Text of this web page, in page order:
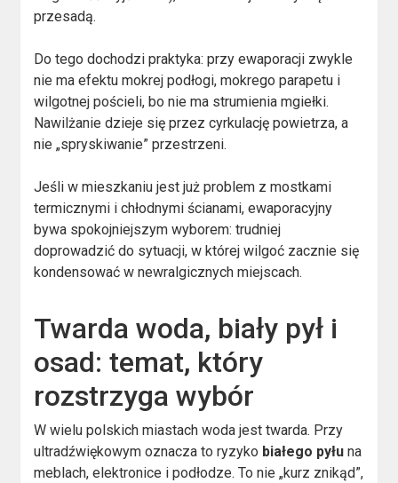
przesadą.
Do tego dochodzi praktyka: przy ewaporacji zwykle
nie ma efektu mokrej podłogi, mokrego parapetu i
wilgotnej pościeli, bo nie ma strumienia mgiełki.
Nawilżanie dzieje się przez cyrkulację powietrza, a
nie „spryskiwanie” przestrzeni.
Jeśli w mieszkaniu jest już problem z mostkami
termicznymi i chłodnymi ścianami, ewaporacyjny
bywa spokojniejszym wyborem: trudniej
doprowadzić do sytuacji, w której wilgoć zacznie się
kondensować w newralgicznych miejscach.
Twarda woda, biały pył i
osad: temat, który
rozstrzyga wybór
W wielu polskich miastach woda jest twarda. Przy
ultradźwiękowym oznacza to ryzyko białego pyłu na
meblach, elektronice i podłodze. To nie „kurz znikąd”,